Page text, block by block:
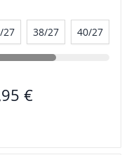
27 38/27 40/27
€